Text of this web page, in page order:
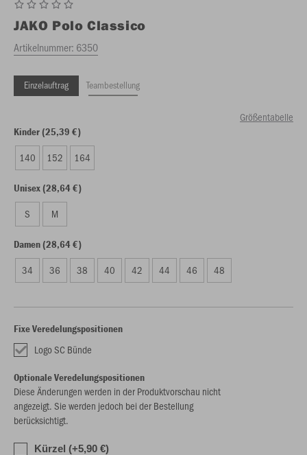
JAKO Polo Classico
Artikelnummer: 6350
Einzelauftrag Teambestellung
Größentabelle
Kinder (25,39 €)
140 152 164
Unisex (28,64 €)
S M
Damen (28,64 €)
34 36 38 40 42 44 46 48
Fixe Veredelungspositionen
Logo SC Bünde
Optionale Veredelungspositionen
Diese Änderungen werden in der Produktvorschau nicht
angezeigt. Sie werden jedoch bei der Bestellung
berücksichtigt.
Kürzel (+5,90 €)